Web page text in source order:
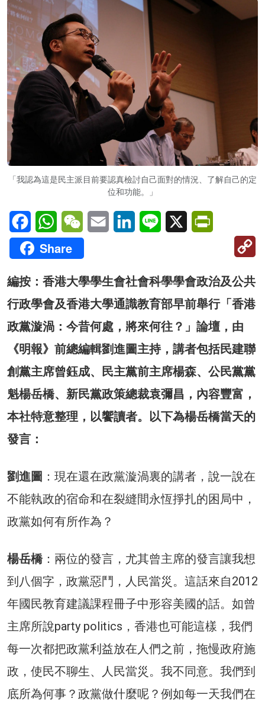
「我認為這是民主派目前要認真檢討自己面對的情況、了解自己的定
位和功能。」
FacebookWhatsAppWeChatEmail LinkedInLine X
Share
編按：香港大學學生會社會科學學會政治及公共
行政學會及香港大學通識教育部早前舉行「香港
政黨漩渦：今昔何處，將來何往？」論壇，由
《明報》前總編輯劉進圖主持，講者包括民建聯
創黨主席曾鈺成、民主黨前主席楊森、公民黨黨
魁楊岳橋、新民黨政策總裁袁彌昌，內容豐富，
本社特意整理，以饗讀者。以下為楊岳橋當天的
發言：
劉進圖 ：現在還在政黨漩渦裏的講者，說一說在
不能執政的宿命和在裂縫間永恆掙扎的困局中，
政黨如何有所作為？
楊岳橋：兩位的發言，尤其曾主席的發言讓我想
到八個字，政黨惡鬥，人民當災。這話來自2012
年國民教育建議課程冊子中形容美國的話。如曾
主席所說party politics，香港也可能這樣，我們
每一次都把政黨利益放在人們之前，拖慢政府施
政，使民不聊生、人民當災。我不同意。我們到
底所為何事？政黨做什麼呢？例如每一天我們在